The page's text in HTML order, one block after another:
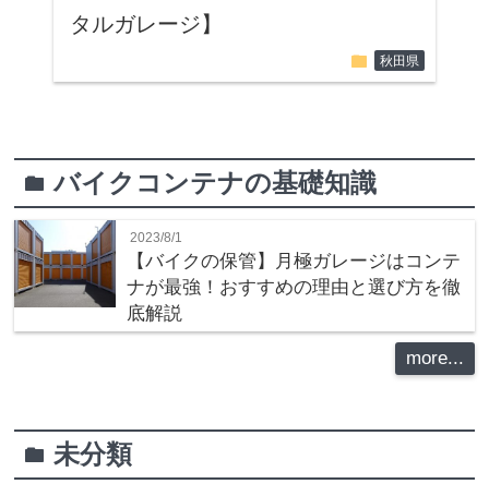
タルガレージ】
folder 秋田県
folderバイクコンテナの基礎知識
2023/8/1
【バイクの保管】月極ガレージはコンテ
ナが最強！おすすめの理由と選び方を徹
底解説
more...
folder未分類